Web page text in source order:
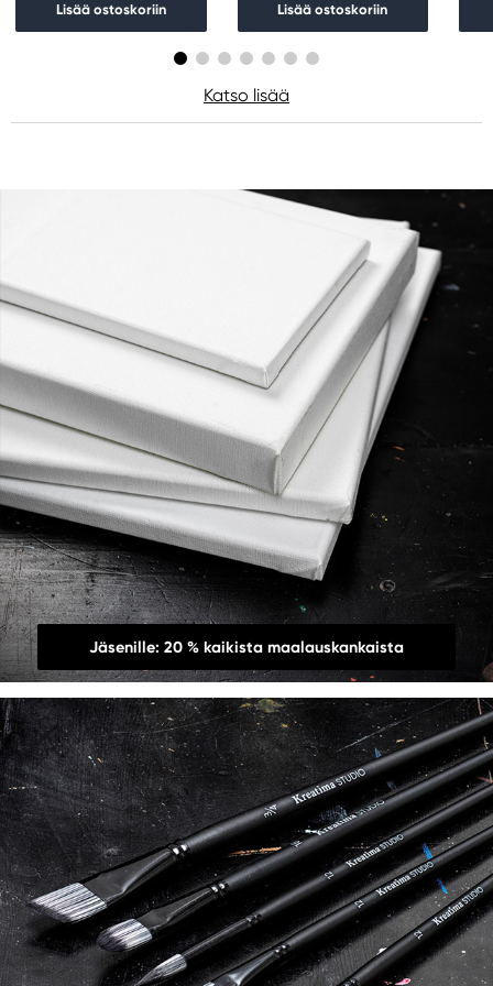
Lisää ostoskoriin Lisää ostoskoriin
Katso lisää
Jäsenille: 20 % kaikista maalauskankaista